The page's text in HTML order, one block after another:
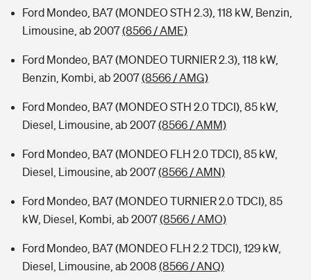
Ford Mondeo, BA7 (MONDEO STH 2.3), 118 kW, Benzin,
Limousine, ab 2007(8566 / AME)
Ford Mondeo, BA7 (MONDEO TURNIER 2.3), 118 kW,
Benzin, Kombi, ab 2007(8566 / AMG)
Ford Mondeo, BA7 (MONDEO STH 2.0 TDCI), 85 kW,
Diesel, Limousine, ab 2007(8566 / AMM)
Ford Mondeo, BA7 (MONDEO FLH 2.0 TDCI), 85 kW,
Diesel, Limousine, ab 2007(8566 / AMN)
Ford Mondeo, BA7 (MONDEO TURNIER 2.0 TDCI), 85
kW, Diesel, Kombi, ab 2007(8566 / AMO)
Ford Mondeo, BA7 (MONDEO FLH 2.2 TDCI), 129 kW,
Diesel, Limousine, ab 2008 (8566 / ANQ)